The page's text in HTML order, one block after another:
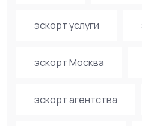
эскорт услуги
эскорт Москва
эскорт агентства